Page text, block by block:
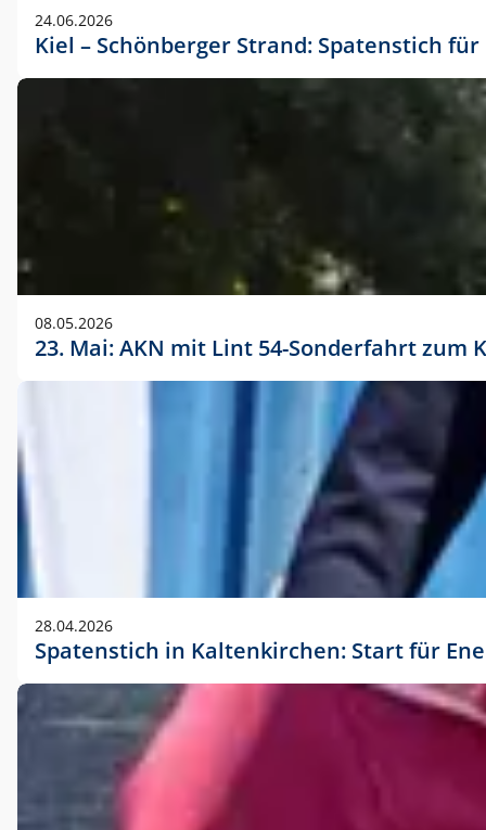
24.06.2026
Kiel – Schönberger Strand: Spatenstich
08.05.2026
23. Mai: AKN mit Lint 54-Sonderfahrt
28.04.2026
Spatenstich in Kaltenkirchen: Start für